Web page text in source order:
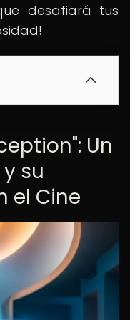
desafiará tus
Un
su
el Cine